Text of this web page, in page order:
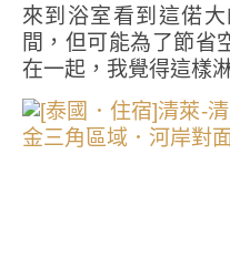
來到浴室看到這偌
間，但可能為了節省
在一起，我覺得這樣